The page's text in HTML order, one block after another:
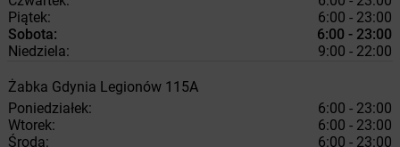
Piątek:
6:00 - 23:00
Sobota:
6:00 - 23:00
Niedziela:
9:00 - 22:00
Żabka Gdynia Legionów 115A
Poniedziałek:
6:00 - 23:00
Wtorek:
6:00 - 23:00
Środa:
6:00 - 23:00